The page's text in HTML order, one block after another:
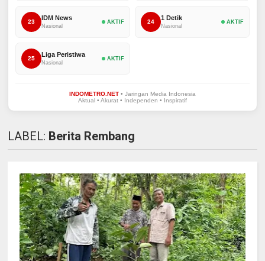
23
IDM News
Nasional
AKTIF 24
1 Detik
Nasional
AKTIF
25
Liga Peristiwa
Nasional
AKTIF
INDOMETRO.NET• Jaringan Media Indonesia
Aktual • Akurat • Independen • Inspiratif
LABEL: Berita Rembang